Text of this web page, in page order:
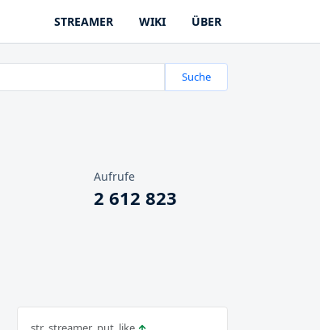
STREAMER WIKI ÜBER
Suche
Aufrufe
2 612 823